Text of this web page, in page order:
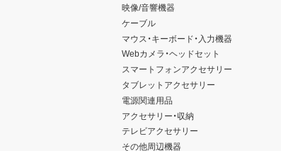
映像/音響機器
ケーブル
マウス・キーボード・入力機器
Webカメラ・ヘッドセット
スマートフォンアクセサリー
タブレットアクセサリー
電源関連用品
アクセサリー・収納
テレビアクセサリー
その他周辺機器